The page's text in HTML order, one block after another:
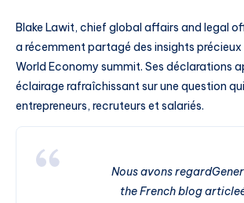
Blake Lawit, chief global affairs and legal
a récemment partagé des insights
World Economy summit. Ses déclarations
éclairage rafraîchissant sur une question
entrepreneurs, recruteurs et salariés.
Nous avons
the French blog